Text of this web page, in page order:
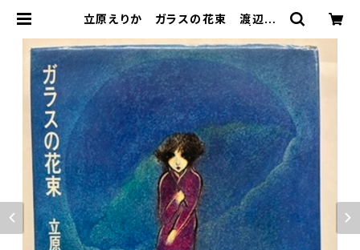
立原えりか ガラスの花束 渡辺藤
ズボックス